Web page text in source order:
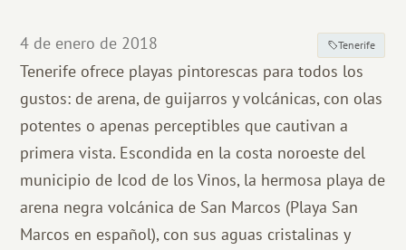
4 de enero de 2018 Tenerife
Tenerife ofrece playas pintorescas para todos los
gustos: de arena, de guijarros y volcánicas, con olas
potentes o apenas perceptibles que cautivan a
primera vista. Escondida en la costa noroeste del
municipio de Icod de los Vinos, la hermosa playa de
arena negra volcánica de San Marcos (Playa San
Marcos en español), con sus aguas cristalinas y